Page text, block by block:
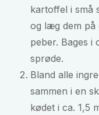
kartoffel i små
og læg dem på
peber. Bages i
sprøde.
Bland alle
sammen i en
kødet i ca. 1,5